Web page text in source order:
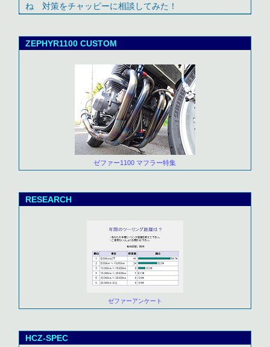
ね 対策をチャッピーに相談してみた！
ZEPHYR1100 CUSTOM
ゼファー1100 マフラー特集
RESEARCH
ゼファーアンケート
HCZ-SPEC